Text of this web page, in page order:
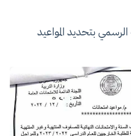
بتحديد المواعيد